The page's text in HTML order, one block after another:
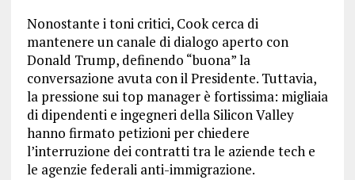
Nonostante i toni critici, Cook cerca di
mantenere un canale di dialogo aperto con
Donald Trump, definendo “buona” la
conversazione avuta con il Presidente. Tuttavia,
la pressione sui top manager è fortissima: migliaia
di dipendenti e ingegneri della Silicon Valley
hanno firmato petizioni per chiedere
l’interruzione dei contratti tra le aziende tech e
le agenzie federali anti-immigrazione.